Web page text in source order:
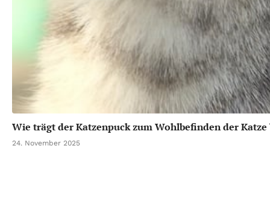
Wie trägt der Katzenpuck zum Wohlbefinden der Katze
24. November 2025